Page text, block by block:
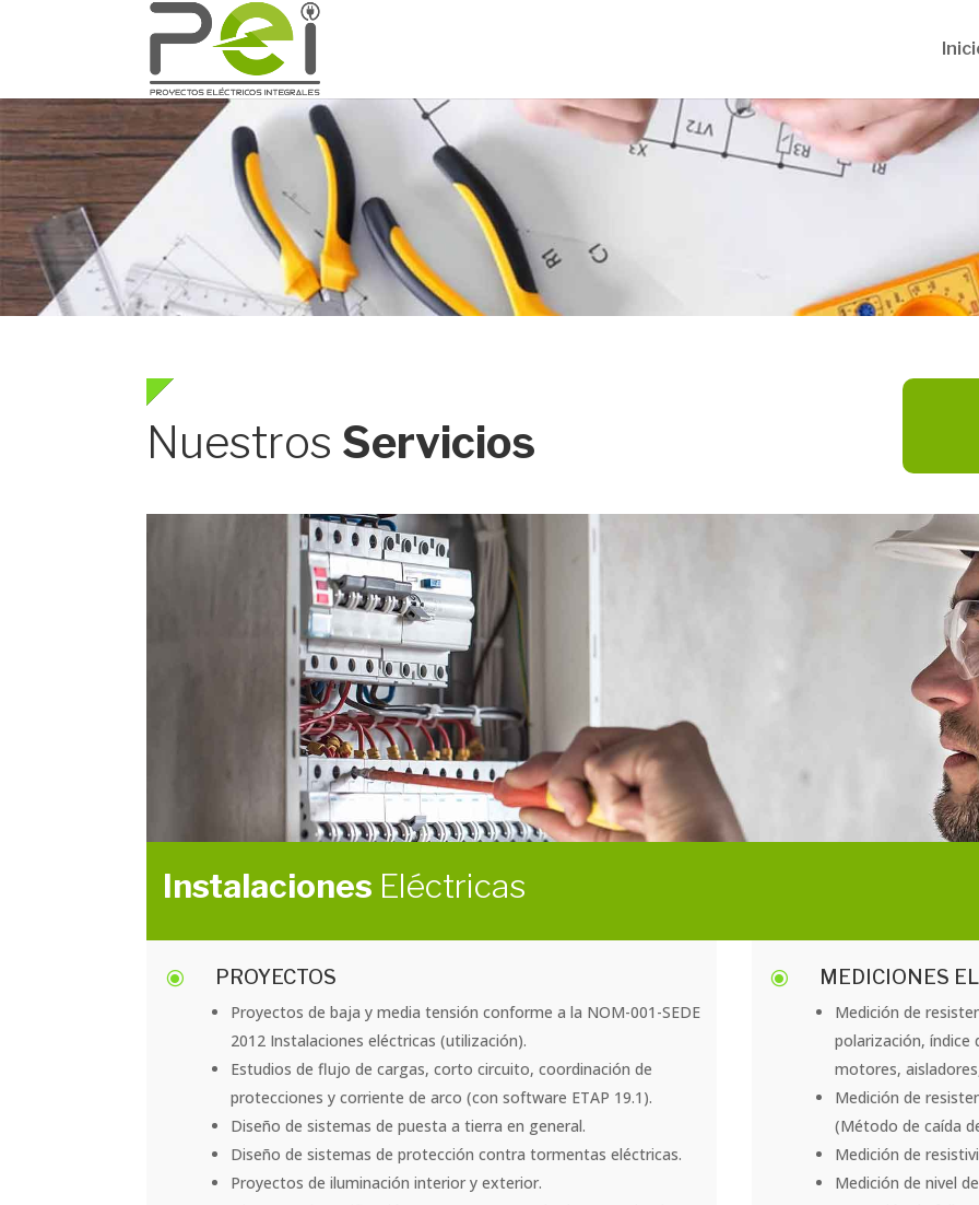
Nuestros Servicios
Instalaciones Eléctricas
\ PROYECTOS
Proyectos de baja y media tensión conforme a la NOM-001-SEDE
2012 Instalaciones eléctricas (utilización).
Estudios de flujo de cargas, corto circuito, coordinación de
protecciones y corriente de arco (con software ETAP 19.1).
Diseño de sistemas de puesta a tierra en general.
Diseño de sistemas de protección contra tormentas eléctricas.
Proyectos de iluminación interior y exterior.
\ MEDICIONES
Medición de
polarización, índice
motores,
Medición de
(Método de caída
Medición de
Medición de nivel